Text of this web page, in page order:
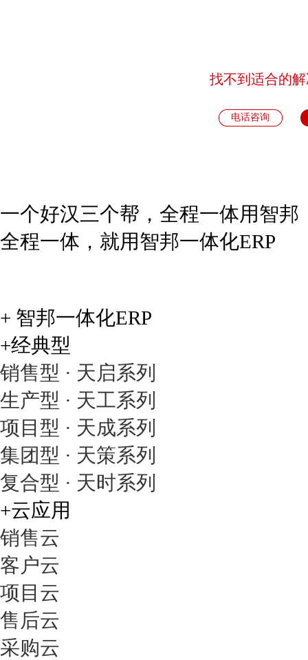
客户管理解决方案
智邦国际客户管理解决方
智邦国际项目管理解决方
案有效管理项目及其......
库存管理解决方案
智邦国际库存管理解决方
案是高度集成的立体......
找不到适合的
电话咨询
一个好汉三个帮，全程一体用智邦
全程一体，就用智邦一体化ERP
+ 智邦一体化ERP
+经典型
销售型 · 天启系列
生产型 · 天工系列
项目型 · 天成系列
集团型 · 天策系列
复合型 · 天时系列
+云应用
销售云
客户云
项目云
售后云
采购云